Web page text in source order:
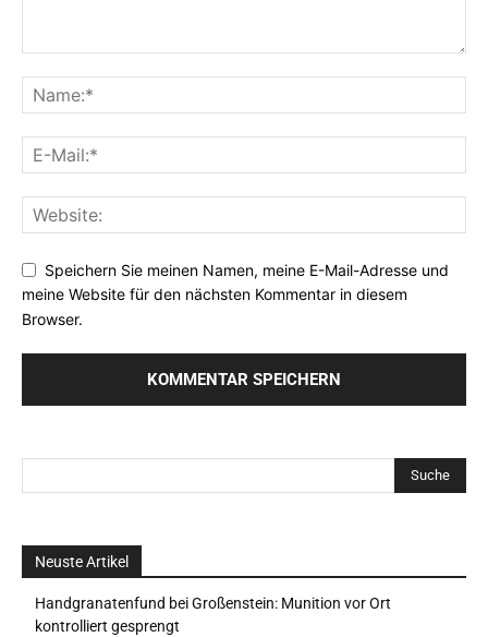
Speichern Sie meinen Namen, meine E-Mail-Adresse und
meine Website für den nächsten Kommentar in diesem
Browser.
Neuste Artikel
Handgranatenfund bei Großenstein: Munition vor Ort
kontrolliert gesprengt